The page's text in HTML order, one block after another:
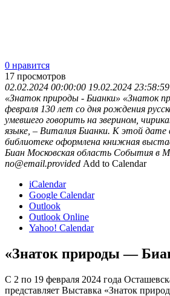
0 нравится
17 просмотров
02.02.2024 00:00:00 19.02.2024 23:58:59
«Знаток природы - Бианки» «Знаток
февраля 130 лет со дня рождения
умевшего говорить на зверином,
языке, – Виталия Бианки. К этой дате
библиотеке оформлена книжная
Биан Московская область События в
no@email.provided Add to Calendar
iCalendar
Google Calendar
Outlook
Outlook Online
Yahoo! Calendar
«Знаток природы —
С 2 по 19 февраля 2024 года
представляет Выставка «Знаток